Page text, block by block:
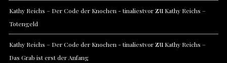
Kathy Reichs – Der Code der Knochen - tinaliestvorzu Kathy Reichs –
Totengeld
Kathy Reichs – Der Code der Knochen - tinaliestvorzu Kathy Reichs –
Das Grab ist erst der Anfang